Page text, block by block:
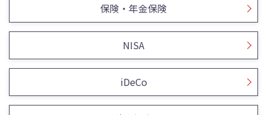
保険・年金保険
NISA
iDeCo